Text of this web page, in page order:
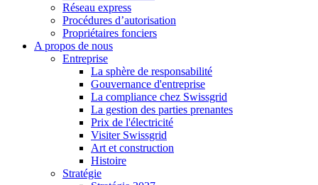
Réseau express
Procédures d’autorisation
Propriétaires fonciers
A propos de nous
Entreprise
La sphère de responsabilité
Gouvernance d'entreprise
La compliance chez Swissgrid
La gestion des parties prenantes
Prix de l'électricité
Visiter Swissgrid
Art et construction
Histoire
Stratégie